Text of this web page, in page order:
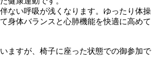
ない呼吸が浅くなります。ゆったり体操
身体バランスと心肺機能を快適に高めて
ますが、椅子に座った状態での御参加で